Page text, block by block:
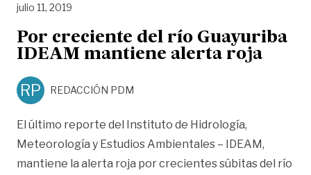
julio 11, 2019
Por creciente del río Guayuriba
IDEAM mantiene alerta roja
RP REDACCIÓN PDM
El último reporte del Instituto de Hidrología,
Meteorología y Estudios Ambientales – IDEAM,
mantiene la alerta roja por crecientes súbitas del río